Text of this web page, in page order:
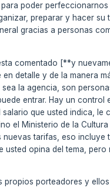
poder
preparar y hacer su
gracias a personas
comentado [**y
detalle y de la manera
la agencia, son
entrar. Hay un control
que usted indica, le
el Ministerio de la
tarifas, eso incluye
usted opina del tema,
porteadores y